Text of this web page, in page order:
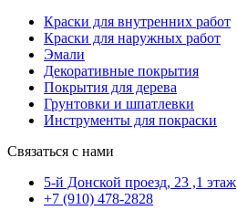
Краски для внутренних работ
Краски для наружных работ
Эмали
Декоративные покрытия
Покрытия для дерева
Грунтовки и шпатлевки
Инструменты для покраски
Связаться с нами
5-й Донской проезд, 23 ,1 этаж
+7 (910) 478-2828